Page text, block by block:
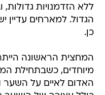
ללא הזדמנויות גדולות,
הגדול. למארחים עדיין
כן.
המחצית הראשונה
מיוחדים, כשבתחילת
האדום לאיים על השער